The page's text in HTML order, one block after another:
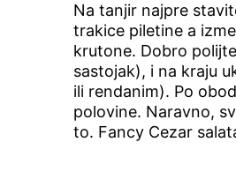
Na tanjir najpre
trakice piletine a
krutone. Dobro
sastojak), i na kraju
ili rendanim). Po
polovine. Naravno,
to. Fancy Cezar